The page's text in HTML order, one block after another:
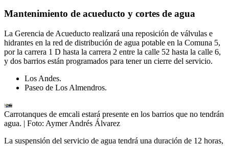
Mantenimiento de acueducto y cortes de agua
La Gerencia de Acueducto realizará una reposición de válvulas e
hidrantes en la red de distribución de agua potable en la Comuna 5,
por la carrera 1 D hasta la carrera 2 entre la calle 52 hasta la calle 6,
y dos barrios están programados para tener un cierre del servicio.
Los Andes.
Paseo de Los Almendros.
Carrotanques de emcali estará presente en los barrios que no tendrán
agua. | Foto: Aymer Andrés Álvarez
La suspensión del servicio de agua tendrá una duración de 12 horas,